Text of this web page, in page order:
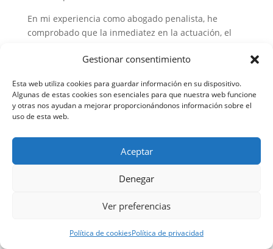
Gestionar consentimiento
Esta web utiliza cookies para guardar información en su dispositivo.
Algunas de estas cookies son esenciales para que nuestra web funcione
y otras nos ayudan a mejorar proporcionándonos información sobre el
uso de esta web.
Aceptar
Denegar
Ver preferencias
Política de cookiesPolítica de privacidad
En mi experiencia como abogado penalista, he
comprobado que la inmediatez en la actuación, el
la capacidad para analizar técnicamente las pruebas
defensa posible o para conseguir justicia como
víctima.
te encuentras en esta difícil situación. Estamos
preparados para ofrecerte el asesoramiento
especializado que necesitas, con un enfoque
humano y comprensivo que va más allá de los
análisis personalizado. La diferencia entre un buen